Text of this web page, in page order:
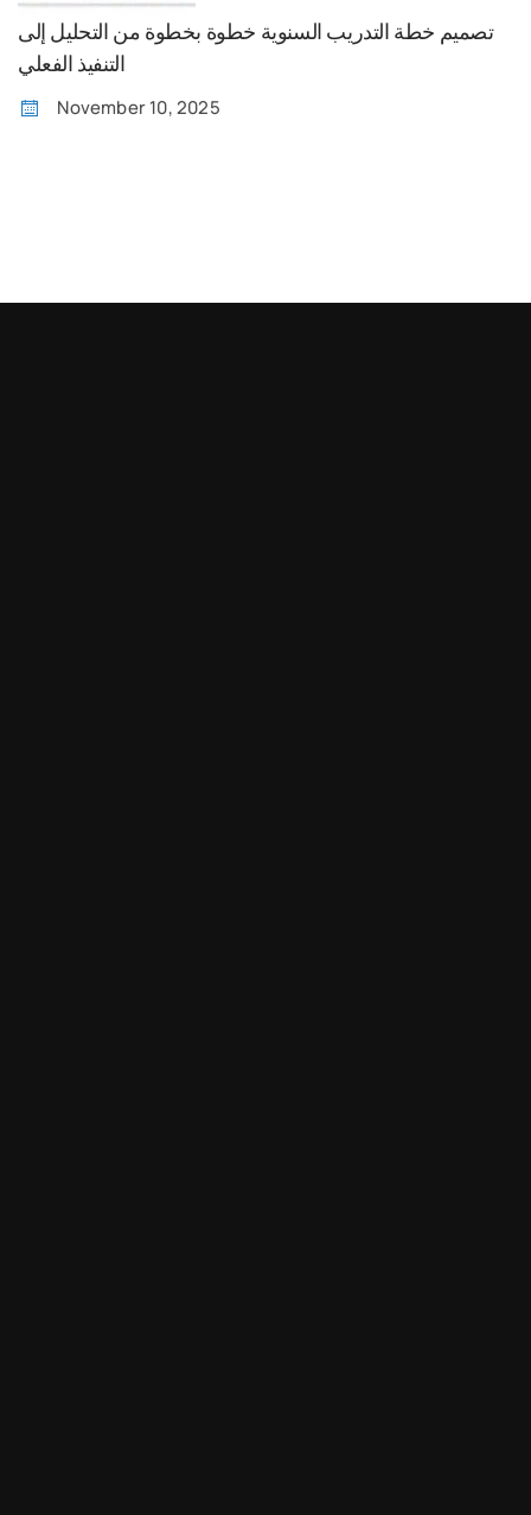
تصميم خطة التدريب السنوية خطوة بخطوة من التحليل إلى
التنفيذ الفعلي
November 10, 2025